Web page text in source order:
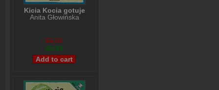
Kicia Kocia gotuje
Anita Głowińska
$8,00
$5,99